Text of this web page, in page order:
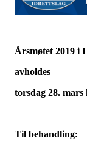
Årsmøtet 2019 i
avholdes
torsdag 28.
Til behandling: